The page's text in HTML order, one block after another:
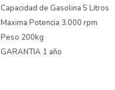
Capacidad de Gasolina 5 Litros
Maxima Potencia 3.000 rpm
Peso 200kg
GARANTIA 1 año